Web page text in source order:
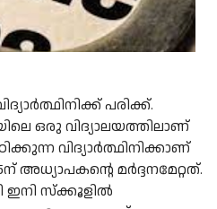
പരിക്ക്.
ഒരു വിദ്യാലയത്തിലാണ്
വിദ്യാര്‍ത്ഥിനിക്കാണ്
അധ്യാപകന്റെ മര്‍ദ്ദനമേറ്റത്.
ഇനി സ്‌ക്കൂളില്‍